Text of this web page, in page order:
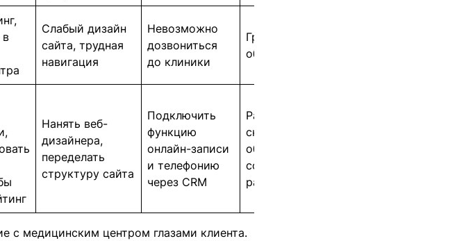
в
Слабый дизайн
сайта, трудная
навигация
Невозможно
дозвониться
до клиники
Грубое
общение
Нанять веб-
дизайнера,
переделать
структуру сайта
Подключить
функцию
онлайн-записи
и телефонию
через CRM
Разработать
скрипты и
обучить
сотрудников
работе с ними
с медицинским центром глазами клиента.